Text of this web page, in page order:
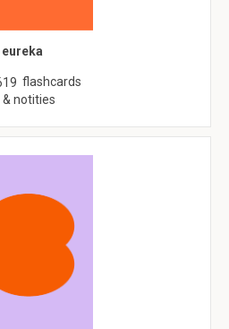
eureka
flashcards
& notities